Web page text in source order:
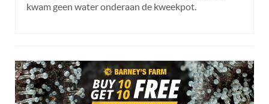
kwam geen water onderaan de kweekpot.